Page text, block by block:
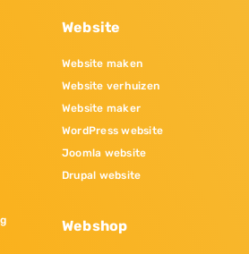
Website
Website maken
Website verhuizen
Website maker
WordPress website
Joomla website
Drupal website
Webshop